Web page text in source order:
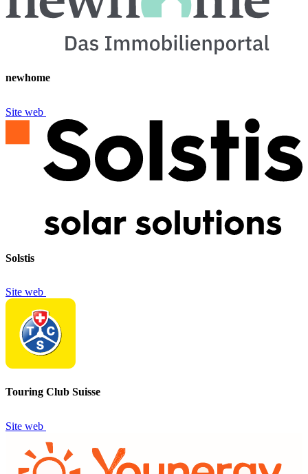
newhome
Site web
Solstis
Site web
Touring Club Suisse
Site web